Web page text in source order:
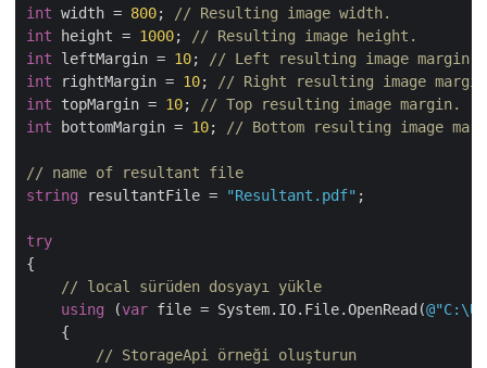
int width = 800;
// Resulting image width.
int height = 1000;
// Resulting image height.
int leftMargin = 10;
// Left resulting image margin.
int rightMargin = 10;
// Right resulting image
int topMargin = 10;
// Top resulting image margin.
int bottomMargin = 10; // Bottom resulting image
// name of resultant file
string resultantFile = "Resultant.pdf" ;
try
{
// local sürüden dosyayı yükle
using (var file = System.IO.File.OpenRead(
    {
// StorageApi örneği oluşturun